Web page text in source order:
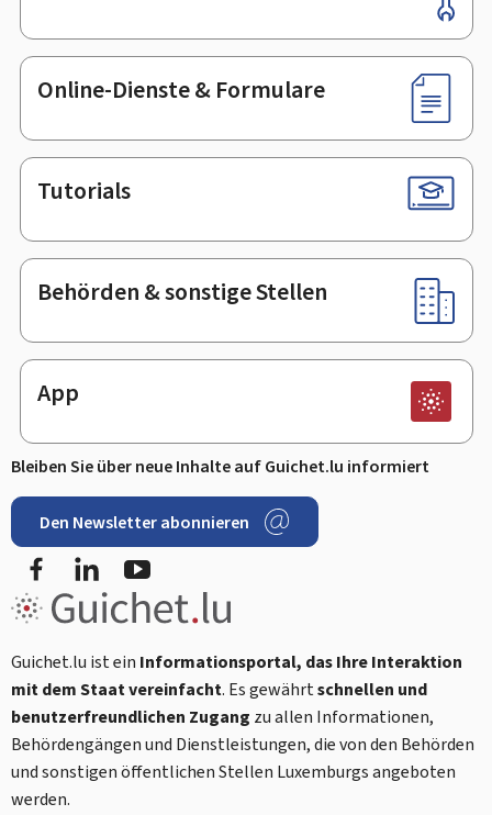
Online-Dienste & Formulare
Tutorials
Behörden & sonstige Stellen
App
Bleiben Sie über neue Inhalte auf Guichet.lu informiert
Den Newsletter abonnieren
FacebookLinkedIn
Guichet.lu ist ein Informationsportal, das Ihre Interaktion
mit dem Staat vereinfacht. Es gewährtschnellen und
benutzerfreundlichen Zugang zu allen Informationen,
Behördengängen und Dienstleistungen, die von den Behörden
und sonstigen öffentlichen Stellen Luxemburgs angeboten
werden.